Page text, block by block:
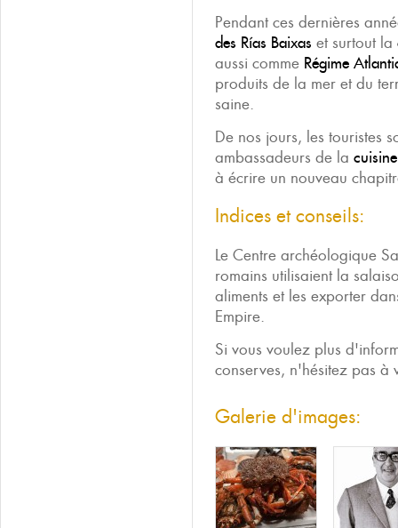
Pendant ces dernières
des Rías Baixas et surtout la
aussi comme Régime
produits de la mer et du
saine.
De nos jours, les touristes
ambassadeurs de la
à écrire un nouveau
Indices et conseils:
Le Centre archéologique
romains utilisaient la
aliments et les exporter
Empire.
Si vous voulez plus
conserves, n'hésitez pas
Galerie d'images: